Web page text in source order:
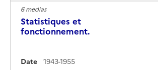
6 medias
Statistiques et
fonctionnement.
Date 1943-1955